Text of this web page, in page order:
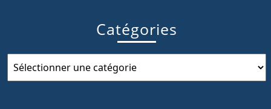
Catégories
Catégories